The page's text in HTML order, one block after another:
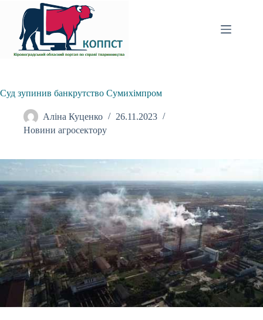
вмісту
Суд зупинив банкрутство Сумихімпром
Аліна Куценко
26.11.2023
Новини агросектору